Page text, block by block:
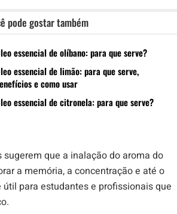
pode gostar também
essencial de olíbano: para que serve?
essencial de limão: para que serve,
e como usar
essencial de citronela: para que serve?
sugerem que a inalação do aroma do
a memória, a concentração e até o
para estudantes e profissionais que